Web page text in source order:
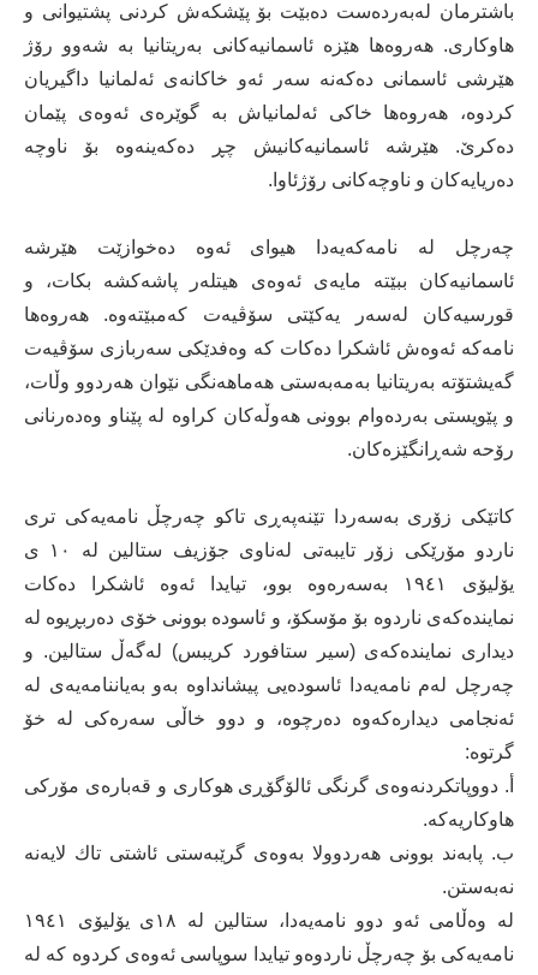
باشترمان لەبەردەست دەبێت بۆ پێشكەش كردنی پشتیوانی و
هاوكاری. هەروەها هێزە ئاسمانیەكانی بەریتانیا بە شەوو رۆژ
هێرشی ئاسمانی دەكەنە سەر ئەو خاكانەی ئەلمانیا داگیریان
كردوە، هەروەها خاكی ئەلمانیاش بە گوێرەی ئەوەی پێمان
دەكرێ. هێرشە ئاسمانیەكانیش چڕ دەكەینەوە بۆ ناوچە
دەریایەكان و ناوچەكانی رۆژئاوا.
چەرچل لە نامەكەیەدا هیوای ئەوە دەخوازێت هێرشە
ئاسمانیەكان ببێتە مایەی ئەوەی هیتلەر پاشەكشە بكات، و
قورسیەكان لەسەر یەكێتی سۆڤیەت كەمبێتەوە. هەروەها
نامەكە ئەوەش ئاشكرا دەكات كە وەفدێكی سەربازی سۆڤیەت
گەیشتۆتە بەریتانیا بەمەبەستی هەماهەنگی نێوان هەردوو وڵات،
و پێویستی بەردەوام بوونی هەوڵەكان كراوە لە پێناو وەدەرنانی
رۆحە شەڕانگێزەكان.
كاتێكی زۆری بەسەردا تێنەپەڕی تاكو چەرچڵ نامەیەكی تری
ناردو مۆرێكی زۆر تایبەتی لەناوی جۆزیف ستالین لە ١٠ ی
یۆلیۆی ١٩٤١ بەسەرەوە بوو، تیایدا ئەوە ئاشكرا دەكات
نمایندەكەی ناردوە بۆ مۆسكۆ، و ئاسودە بوونی خۆی دەربڕیوە لە
دیداری نمایندەكەی (سیر ستافورد كریبس) لەگەڵ ستالین. و
چەرچل لەم نامەیەدا ئاسودەیی پیشانداوە بەو بەیاننامەیەی لە
ئەنجامی دیدارەكەوە دەرچوە، و دوو خاڵی سەرەكی لە خۆ
گرتوە:
أ. دووپاتكردنەوەی گرنگی ئالۆگۆڕی هوكاری و قەبارەی مۆركی
هاوكاریەكە.
ب. پابەند بوونی هەردوولا بەوەی گرێبەستی ئاشتی تاك لایەنە
نەبەستن.
لە وەڵامی ئەو دوو نامەیەدا، ستالین لە ١٨ی یۆلیۆی ١٩٤١
نامەیەكی بۆ چەرچڵ ناردوەو تیایدا سوپاسی ئەوەی كردوە كە لە